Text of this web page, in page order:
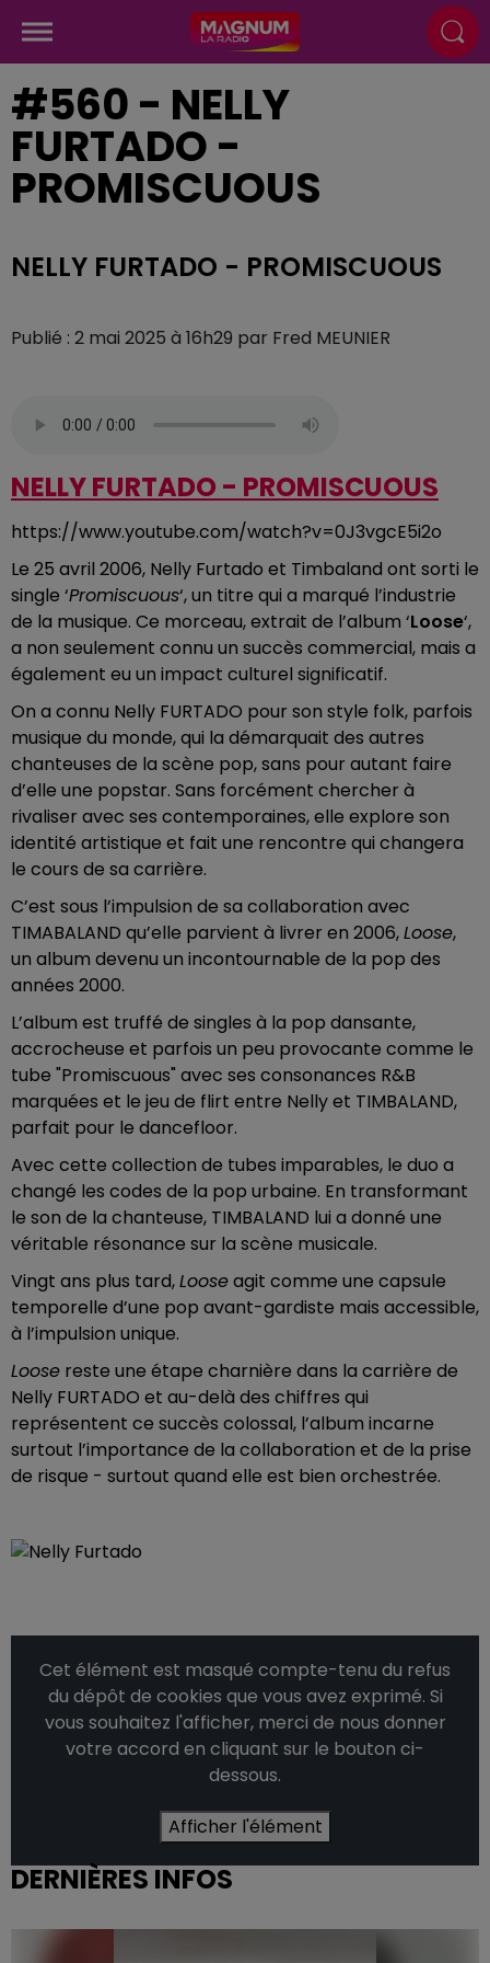
#560 - NELLY
FURTADO -
PROMISCUOUS
NELLY FURTADO - PROMISCUOUS
Publié : 2 mai 2025 à 16h29 par Fred MEUNIER
NELLY FURTADO - PROMISCUOUS
https://www.youtube.com/watch?v=0J3vgcE5i2o
Le 25 avril 2006, Nelly Furtado et Timbaland ont sorti le
single ‘Promiscuous‘, un titre qui a marqué l’industrie
de la musique. Ce morceau, extrait de l’album ‘Loose‘,
a non seulement connu un succès commercial, mais a
également eu un impact culturel significatif.
On a connu Nelly FURTADO pour son style folk, parfois
musique du monde, qui la démarquait des autres
chanteuses de la scène pop, sans pour autant faire
d’elle une popstar. Sans forcément chercher à
rivaliser avec ses contemporaines, elle explore son
identité artistique et fait une rencontre qui changera
le cours de sa carrière.
C’est sous l’impulsion de sa collaboration avec
TIMABALAND qu’elle parvient à livrer en 2006,Loose,
un album devenu un incontournable de la pop des
années 2000.
L’album est truffé de singles à la pop dansante,
accrocheuse et parfois un peu provocante comme le
tube "Promiscuous" avec ses consonances R&B
marquées et le jeu de flirt entre Nelly et TIMBALAND,
parfait pour le dancefloor.
Avec cette collection de tubes imparables, le duo a
changé les codes de la pop urbaine. En transformant
le son de la chanteuse, TIMBALAND lui a donné une
véritable résonance sur la scène musicale.
Vingt ans plus tard,Looseagit comme une capsule
temporelle d’une pop avant-gardiste mais accessible,
à l’impulsion unique.
Loose reste une étape charnière dans la carrière de
Nelly FURTADO et au-delà des chiffres qui
représentent ce succès colossal, l’album incarne
surtout l’importance de la collaboration et de la prise
de risque - surtout quand elle est bien orchestrée.
Cet élément est masqué compte-tenu du refus
du dépôt de cookies que vous avez exprimé. Si
vous souhaitez l'afficher, merci de nous donner
votre accord en cliquant sur le bouton ci-
dessous.
Afficher l'élément
DERNIÈRES INFOS